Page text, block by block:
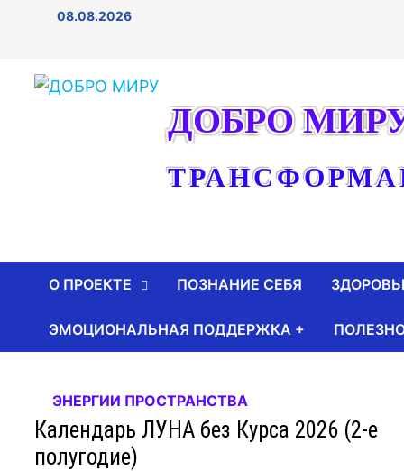
Перейти08.08.2026
ДОБРО
О ПРОЕКТЕ ПОЗНАНИЕ СЕБЯ
ЭМОЦИОНАЛЬНАЯ ПОДДЕРЖКА +
ЭНЕРГИИ ПРОСТРАНСТВА
Календарь ЛУНА без Курса 2026 (2-е
полугодие)